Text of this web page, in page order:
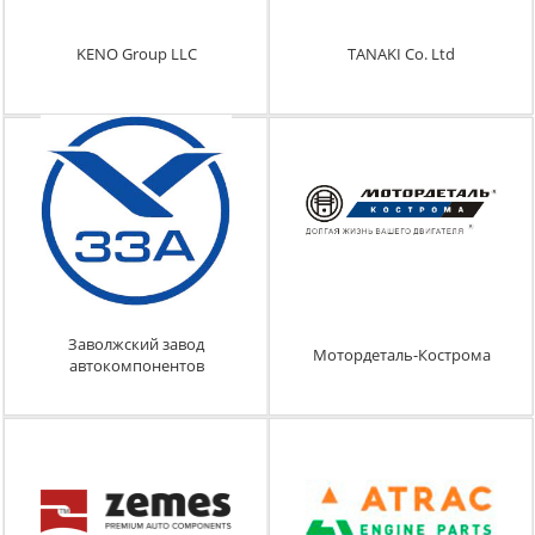
KENO Group LLC TANAKI Co. Ltd
Заволжский завод
автокомпонентов
Мотордеталь-Кострома